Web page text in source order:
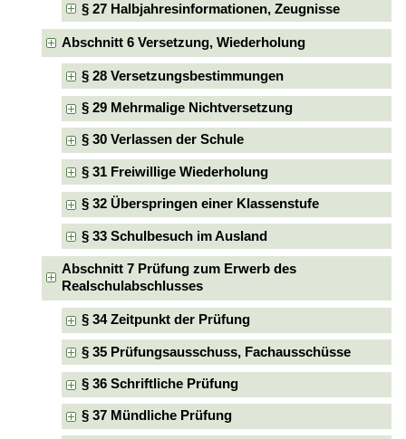
§ 27 Halbjahresinformationen, Zeugnisse
Abschnitt 6 Versetzung, Wiederholung
§ 28 Versetzungsbestimmungen
§ 29 Mehrmalige Nichtversetzung
§ 30 Verlassen der Schule
§ 31 Freiwillige Wiederholung
§ 32 Überspringen einer Klassenstufe
§ 33 Schulbesuch im Ausland
Abschnitt 7 Prüfung zum Erwerb des
Realschulabschlusses
§ 34 Zeitpunkt der Prüfung
§ 35 Prüfungsausschuss, Fachausschüsse
§ 36 Schriftliche Prüfung
§ 37 Mündliche Prüfung